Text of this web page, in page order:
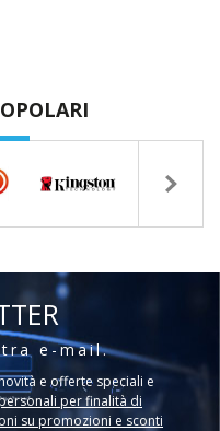
e-mail.
e offerte speciali e
per finalità di
su promozioni e sconti